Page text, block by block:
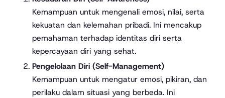
Kemampuan untuk mengenali emosi, nilai, serta
kekuatan dan kelemahan pribadi. Ini mencakup
pemahaman terhadap identitas diri serta
kepercayaan diri yang sehat.
Pengelolaan Diri (Self-Management)
Kemampuan untuk mengatur emosi, pikiran, dan
perilaku dalam situasi yang berbeda. Ini